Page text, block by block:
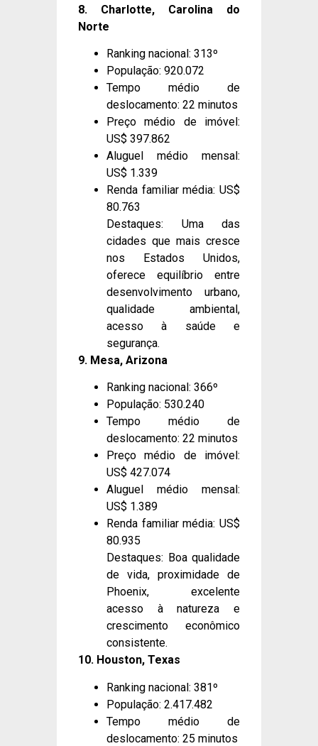
8. Charlotte, Carolina do
Norte
Ranking nacional: 313º
População: 920.072
Tempo médio de
deslocamento: 22 minutos
Preço médio de imóvel:
US$ 397.862
Aluguel médio mensal:
US$ 1.339
Renda familiar média: US$
80.763
Destaques: Uma das
cidades que mais cresce
nos Estados Unidos,
oferece equilíbrio entre
desenvolvimento urbano,
qualidade ambiental,
acesso à saúde e
segurança.
9. Mesa, Arizona
Ranking nacional: 366º
População: 530.240
Tempo médio de
deslocamento: 22 minutos
Preço médio de imóvel:
US$ 427.074
Aluguel médio mensal:
US$ 1.389
Renda familiar média: US$
80.935
Destaques: Boa qualidade
de vida, proximidade de
Phoenix, excelente
acesso à natureza e
crescimento econômico
consistente.
10. Houston, Texas
Ranking nacional: 381º
População: 2.417.482
Tempo médio de
deslocamento: 25 minutos